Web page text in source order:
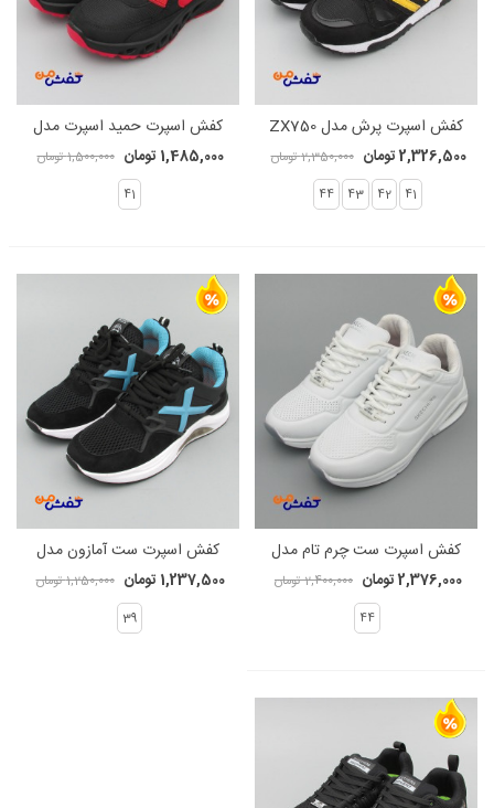
کفش اسپرت پرش مدل ZX750
کد 1345 2,326,500 تومان
2,350,000 تومان
41
42
43
44
کفش اسپرت حمید اسپرت مدل
ایرمکس کد 12931,485,000 تومان
1,500,000 تومان
41
کفش اسپرت ست چرم تام مدل
اسکیچرز کپسولدار کد 1232
2,376,000 تومان
2,400,000 تومان
44
کفش اسپرت ست آمازون مدل
ایکس کد 11641,237,500 تومان
1,250,000 تومان
39